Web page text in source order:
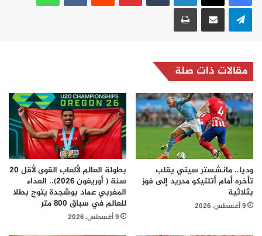
تيلقرام مشاركة عبر البريد طباعة
مقالات ذات صلة
وديا.. مانشستر سيتي يقلب
تأخره أمام أتلتيكو مدريد إلى فوز
بثلاثية
9 أغسطس، 2026
بطولة العالم لألعاب القوى لأقل 20
سنة ( أوريغون 2026).. العداء
المغربي عماد بوشجدة يتوج بطلا
للعالم في سباق 800 متر
9 أغسطس، 2026